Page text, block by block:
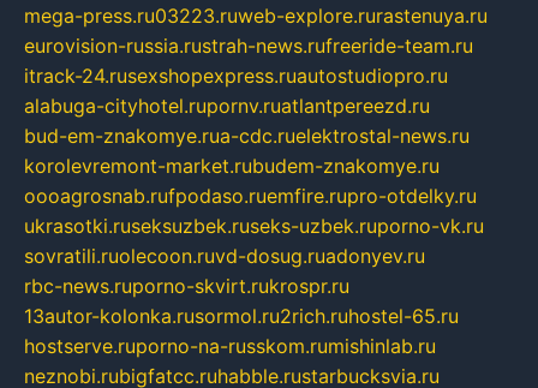
mega-press.ru03223.ruweb-explore.rurastenuya.ru
eurovision-russia.rustrah-news.rufreeride-team.ru
itrack-24.rusexshopexpress.ruautostudiopro.ru
alabuga-cityhotel.rupornv.ruatlantpereezd.ru
bud-em-znakomye.rua-cdc.ruelektrostal-news.ru
korolevremont-market.rubudem-znakomye.ru
oooagrosnab.rufpodaso.ruemfire.rupro-otdelky.ru
ukrasotki.ruseksuzbek.ruseks-uzbek.ruporno-vk.ru
sovratili.ruolecoon.ruvd-dosug.ruadonyev.ru
rbc-news.ruporno-skvirt.rukrospr.ru
13autor-kolonka.rusormol.ru2rich.ruhostel-65.ru
hostserve.ruporno-na-russkom.rumishinlab.ru
neznobi.rubigfatcc.ruhabble.rustarbucksvia.ru